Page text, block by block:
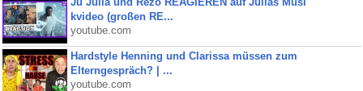
kvideo (großen RE...
youtube.com
Hardstyle Henning und Clarissa müssen zum
Elterngespräch? | ...
youtube.com